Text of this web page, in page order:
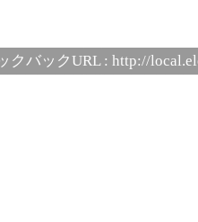
クバックURL : http://